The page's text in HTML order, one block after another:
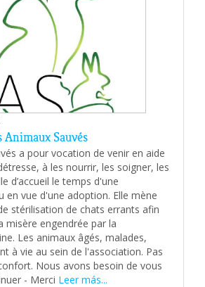
Animaux Sauvés
a pour vocation de venir en aide
à les nourrir, les soigner, les
d’accueil le temps d'une
en vue d'une adoption. Elle mène
stérilisation de chats errants afin
misère engendrée par la
Les animaux âgés, malades,
à vie au sein de l'association. Pas
Nous avons besoin de vous
- Merci Leer más...